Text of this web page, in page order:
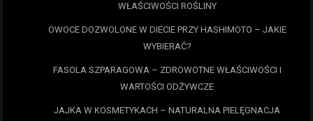
WŁAŚCIWOŚCI ROŚLINY
OWOCE DOZWOLONE W DIECIE PRZY HASHIMOTO – JAKIE
WYBIERAĆ?
FASOLA SZPARAGOWA – ZDROWOTNE WŁAŚCIWOŚCI I
WARTOŚCI ODŻYWCZE
JAJKA W KOSMETYKACH – NATURALNA PIELĘGNACJA